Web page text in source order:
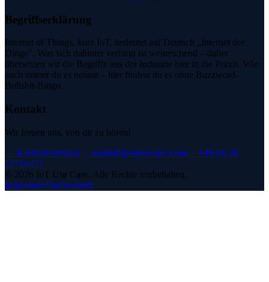
Begriffserklärung
Internet of Things, kurz IoT, bedeutet auf Deutsch „Internet der
Dinge". Was sich dahinter verbirgt ist weitreichend – daher
übersetzen wir die Begriffe aus der Industrie hier in die Praxis. Wie
auch immer du es nennst – hier findest du es ohne Buzzword-
Bullshit-Bingo.
Kontakt
Wir freuen uns, von dir zu hören!
→ Kontaktformular→ kontakt@iotusecase.com→ +49 (0) 30
57714477
© 2026 IoT Use Case. Alle Rechte vorbehalten.
ImpressumDatenschutz